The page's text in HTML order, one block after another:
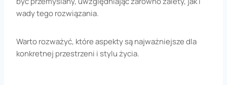
wady tego rozwiązania.
Warto rozważyć, które aspekty są najważniejsze dla
konkretnej przestrzeni i stylu życia.